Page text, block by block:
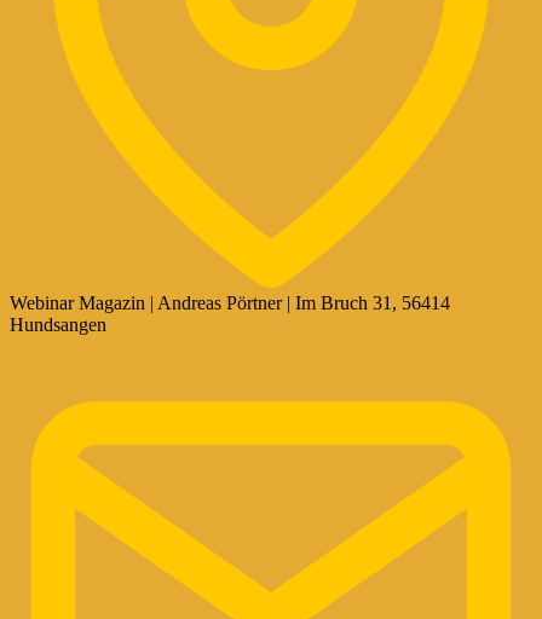
Webinar Magazin | Andreas Pörtner | Im Bruch 31, 56414
Hundsangen